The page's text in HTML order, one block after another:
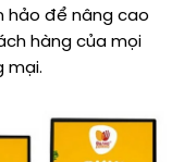
hảo để nâng cao
hàng của mọi
mại.